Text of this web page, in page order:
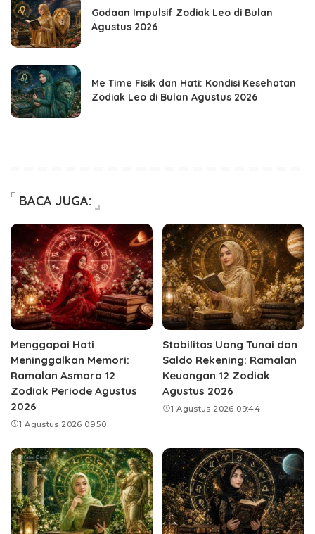
Godaan Impulsif Zodiak Leo di Bulan
Agustus 2026
Me Time Fisik dan Hati: Kondisi Kesehatan
Zodiak Leo di Bulan Agustus 2026
BACA JUGA:
Menggapai Hati
Meninggalkan Memori:
Ramalan Asmara 12
Zodiak Periode Agustus
2026
1 Agustus 2026 09:50
Stabilitas Uang Tunai dan
Saldo Rekening: Ramalan
Keuangan 12 Zodiak
Agustus 2026
1 Agustus 2026 09:44